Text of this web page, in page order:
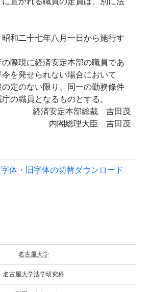
和二十七年八月一日から施行す
際現に経済安定本部の職員であ
を発せられない場合において
定のない限り、同一の勤務條件
の職員となるものとする。
経済安定本部総裁 吉田茂
内閣総理大臣 吉田茂
体・旧字体の切替ダウンロード
名古屋大学
名古屋大学法学研究科